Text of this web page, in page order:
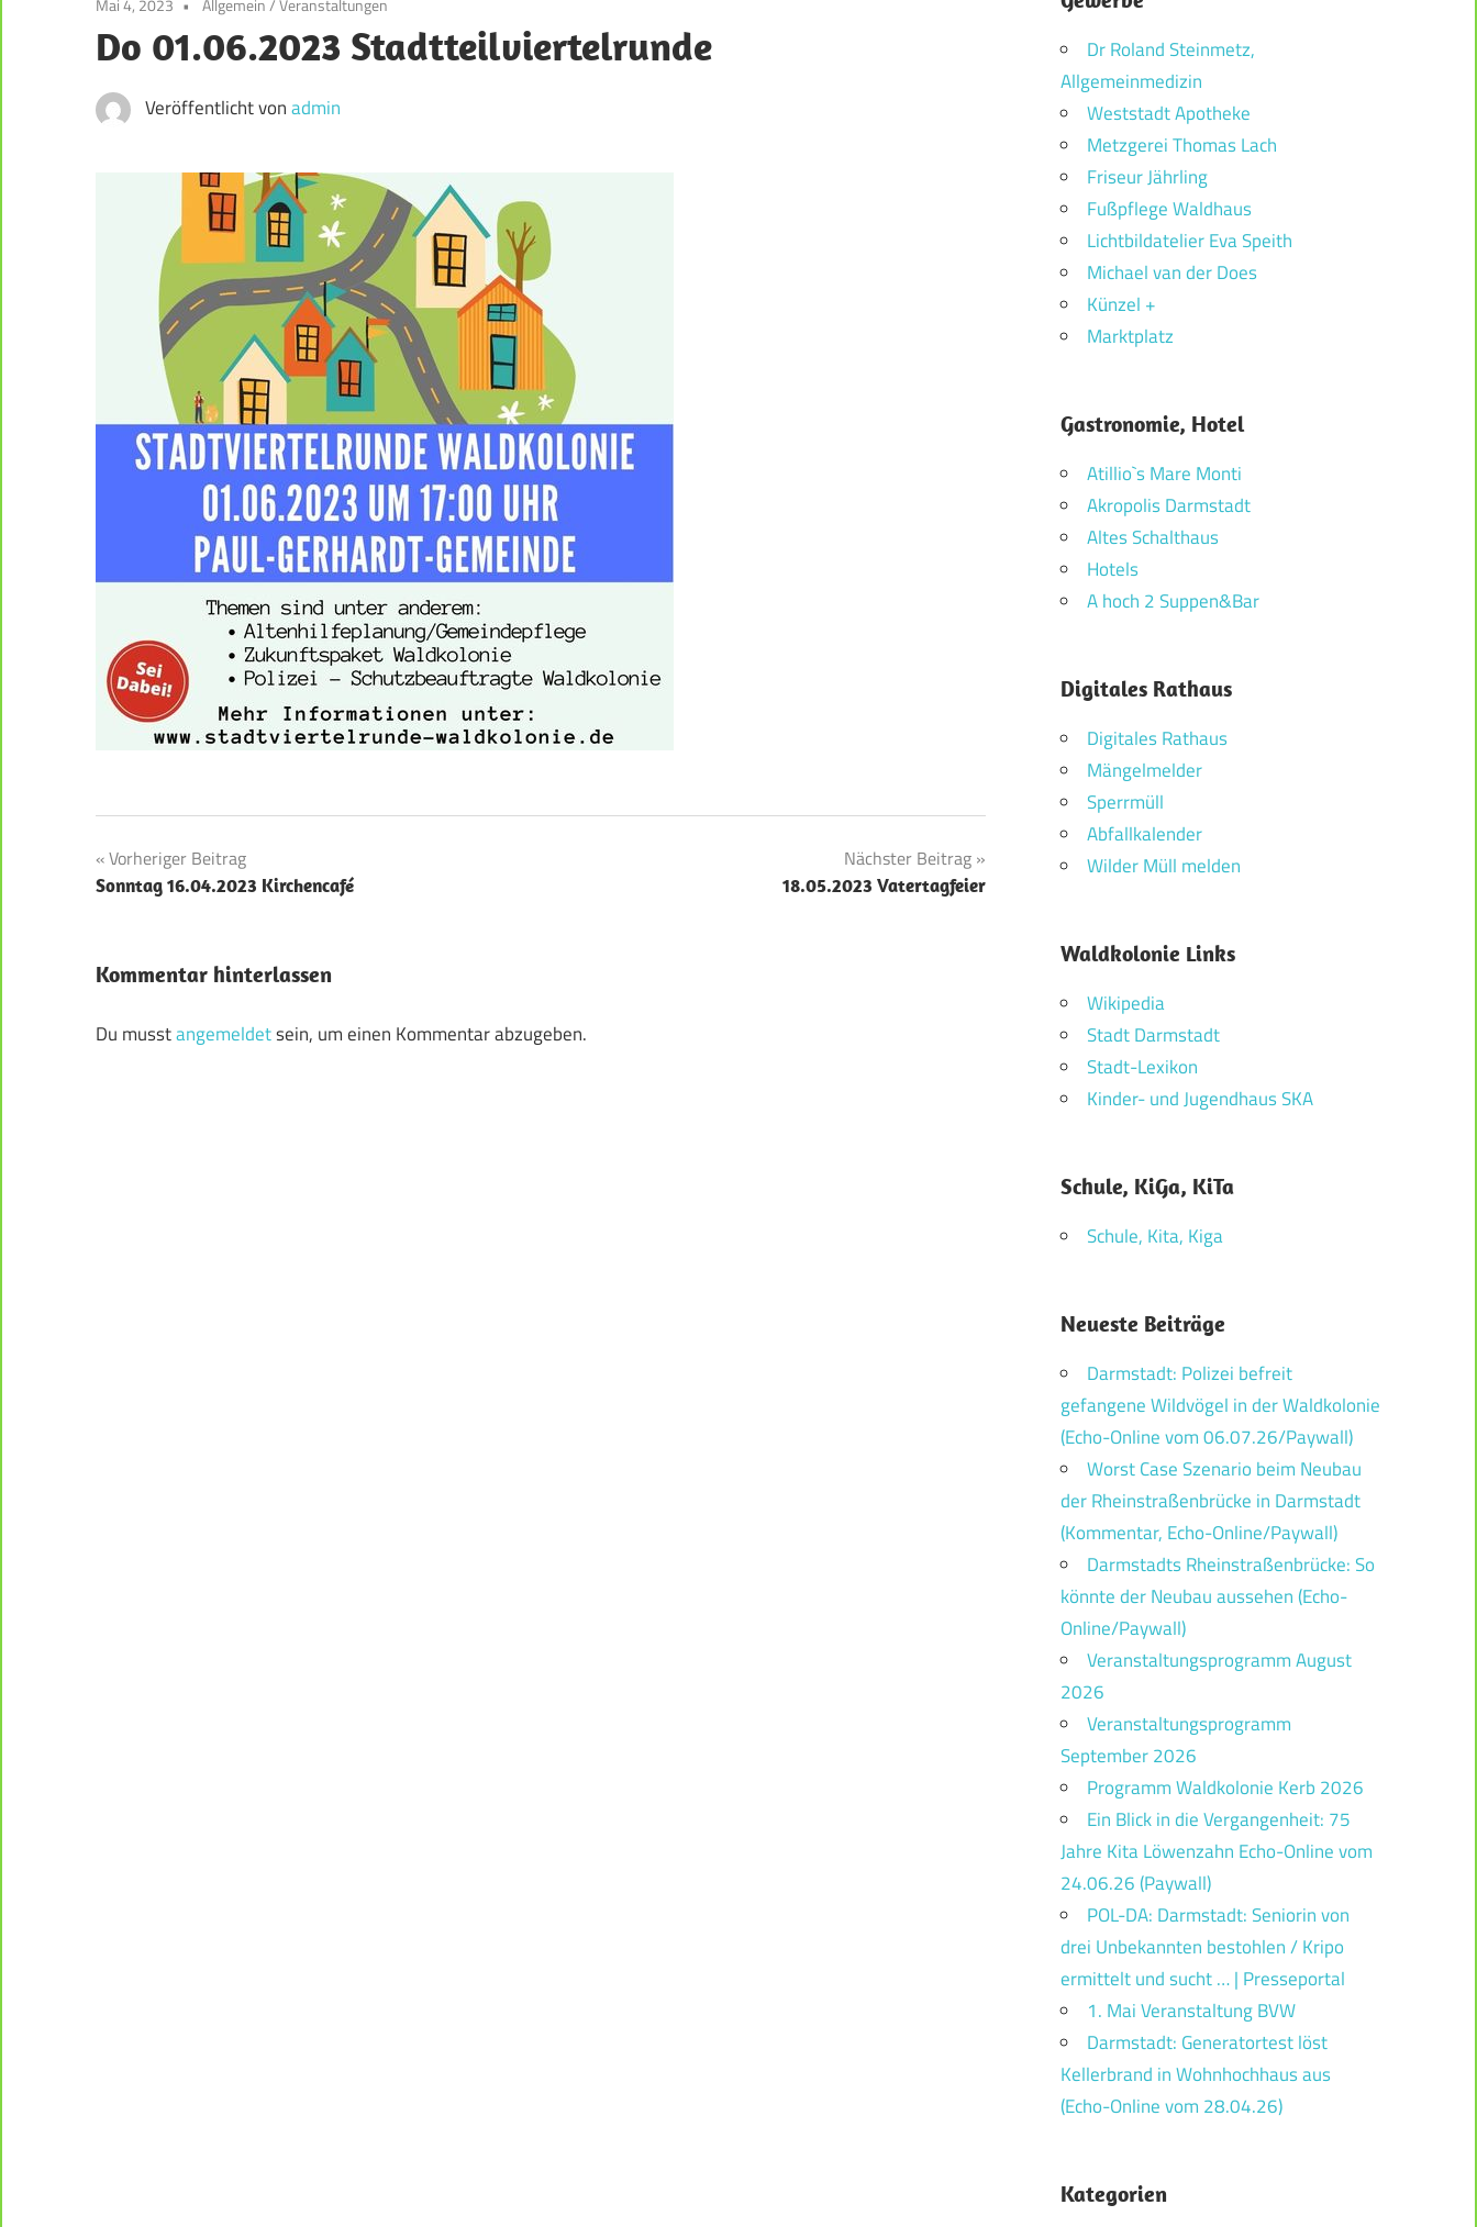
der
Weststadt
Darmstadt
Do 01.06.2023 Stadtteilviertelrunde
Veröffentlicht vonadmin
Beitragsnavigation
Vorheriger Beitrag
Sonntag 16.04.2023 Kirchencafé
Nächster Beitrag
18.05.2023 Vatertagfeier
Kommentar hinterlassen
Du musstangemeldetsein, um einen Kommentar abzugeben.
Dr Roland Steinmetz,
Allgemeinmedizin
Weststadt Apotheke
Metzgerei Thomas Lach
Friseur Jährling
Fußpflege Waldhaus
Lichtbildatelier Eva Speith
Michael van der Does
Künzel +
Marktplatz
Gastronomie, Hotel
Atillio`s Mare Monti
Akropolis Darmstadt
Altes Schalthaus
Hotels
A hoch 2 Suppen&Bar
Digitales Rathaus
Digitales Rathaus
Mängelmelder
Sperrmüll
Abfallkalender
Wilder Müll melden
Waldkolonie Links
Wikipedia
Stadt Darmstadt
Stadt-Lexikon
Kinder- und Jugendhaus SKA
Schule, KiGa, KiTa
Schule, Kita, Kiga
Neueste Beiträge
Darmstadt: Polizei befreit
gefangene Wildvögel in der Waldkolonie
(Echo-Online vom 06.07.26/Paywall)
Worst Case Szenario beim Neubau
der Rheinstraßenbrücke in Darmstadt
(Kommentar, Echo-Online/Paywall)
Darmstadts Rheinstraßenbrücke: So
könnte der Neubau aussehen (Echo-
Online/Paywall)
Veranstaltungsprogramm August
2026
Veranstaltungsprogramm
September 2026
Programm Waldkolonie Kerb 2026
Ein Blick in die Vergangenheit: 75
Jahre Kita Löwenzahn Echo-Online vom
24.06.26 (Paywall)
POL-DA: Darmstadt: Seniorin von
drei Unbekannten bestohlen / Kripo
ermittelt und sucht … | Presseportal
1. Mai Veranstaltung BVW
Darmstadt: Generatortest löst
Kellerbrand in Wohnhochhaus aus
(Echo-Online vom 28.04.26)
Kategorien